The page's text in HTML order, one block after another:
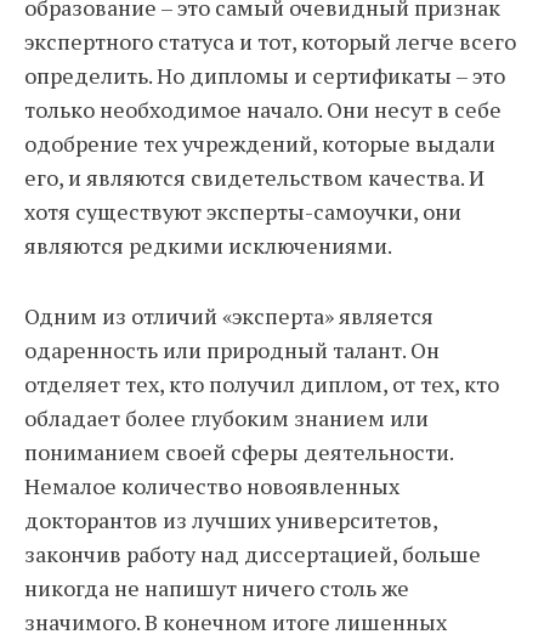
образование – это самый очевидный признак
экспертного статуса и тот, который легче всего
определить. Но дипломы и сертификаты – это
только необходимое начало. Они несут в себе
одобрение тех учреждений, которые выдали
его, и являются свидетельством качества. И
хотя существуют эксперты-самоучки, они
являются редкими исключениями.
Одним из отличий «эксперта» является
одаренность или природный талант. Он
отделяет тех, кто получил диплом, от тех, кто
обладает более глубоким знанием или
пониманием своей сферы деятельности.
Немалое количество новоявленных
докторантов из лучших университетов,
закончив работу над диссертацией, больше
никогда не напишут ничего столь же
значимого. В конечном итоге лишенных